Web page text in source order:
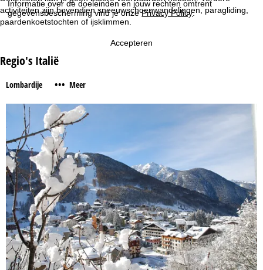
Informatie over de doeleinden en jouw rechten omtrent
gegevensbescherming vind je onzePrivacy Policy.
Accepteren
activiteiten zijn bovendien sneeuwschoenwandelingen, paragliding,
paardenkoetstochten of ijsklimmen.
Regio's Italië
Lombardije ••• Meer